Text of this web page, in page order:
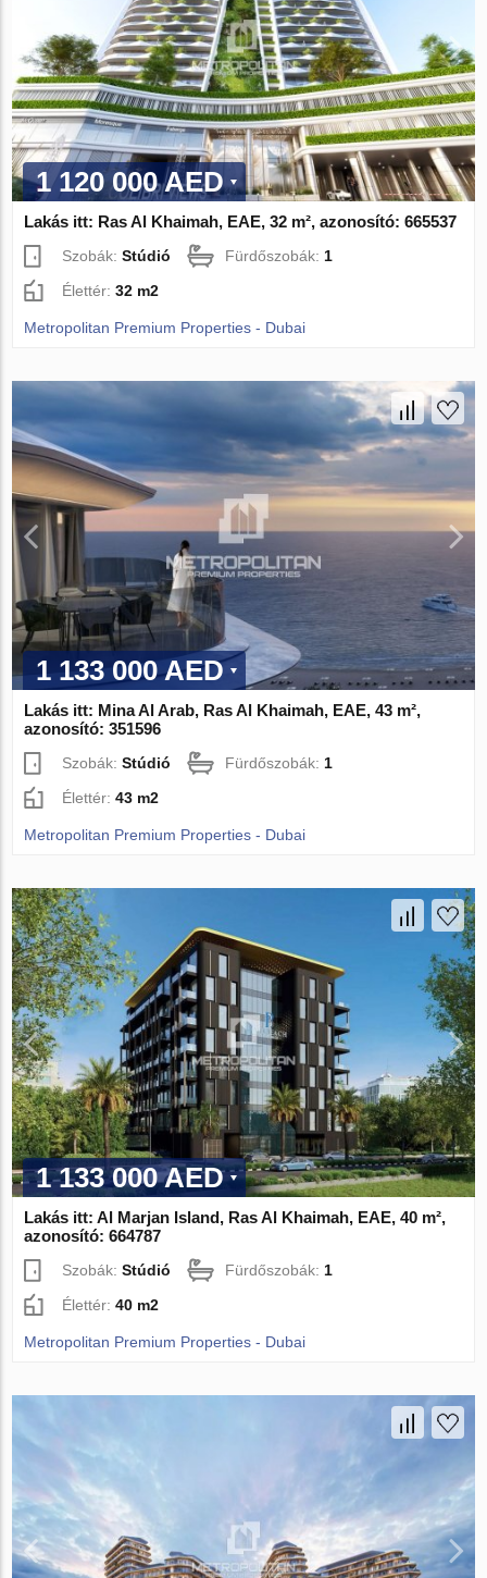
1 120 000 AED
Lakás itt: Ras Al Khaimah, EAE, 32 m², azonosító: 665537
Szobák:Stúdió Fürdőszobák:1
Élettér:32 m2
Metropolitan Premium Properties - Dubai
1 133 000 AED
Lakás itt: Mina Al Arab, Ras Al Khaimah, EAE, 43 m²,
azonosító: 351596
Szobák:Stúdió Fürdőszobák: 1
Élettér:43 m2
Metropolitan Premium Properties - Dubai
1 133 000 AED
Lakás itt: Al Marjan Island, Ras Al Khaimah, EAE, 40 m²,
azonosító: 664787
Szobák:Stúdió Fürdőszobák: 1
Élettér:40 m2
Metropolitan Premium Properties - Dubai